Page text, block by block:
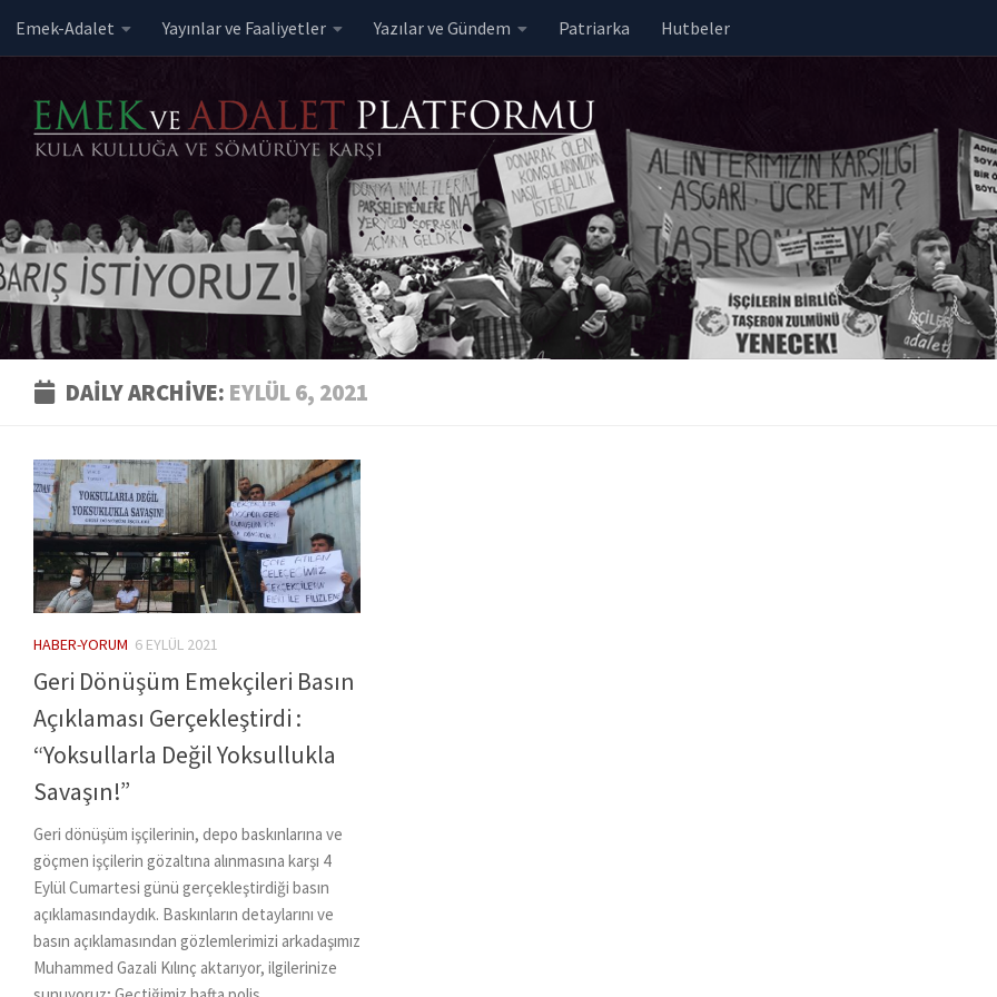
Skip to content
Emek-Adalet Yayınlar ve Faaliyetler Yazılar ve Gündem Patriarka Hutbeler
DAILY ARCHIVE: EYLÜL 6, 2021
HABER-YORUM 6 EYLÜL 2021
Geri Dönüşüm Emekçileri Basın
Açıklaması Gerçekleştirdi :
“Yoksullarla Değil Yoksullukla
Savaşın!”
Geri dönüşüm işçilerinin, depo baskınlarına ve
göçmen işçilerin gözaltına alınmasına karşı 4
Eylül Cumartesi günü gerçekleştirdiği basın
açıklamasındaydık. Baskınların detaylarını ve
basın açıklamasından gözlemlerimizi arkadaşımız
Muhammed Gazali Kılınç aktarıyor, ilgilerinize